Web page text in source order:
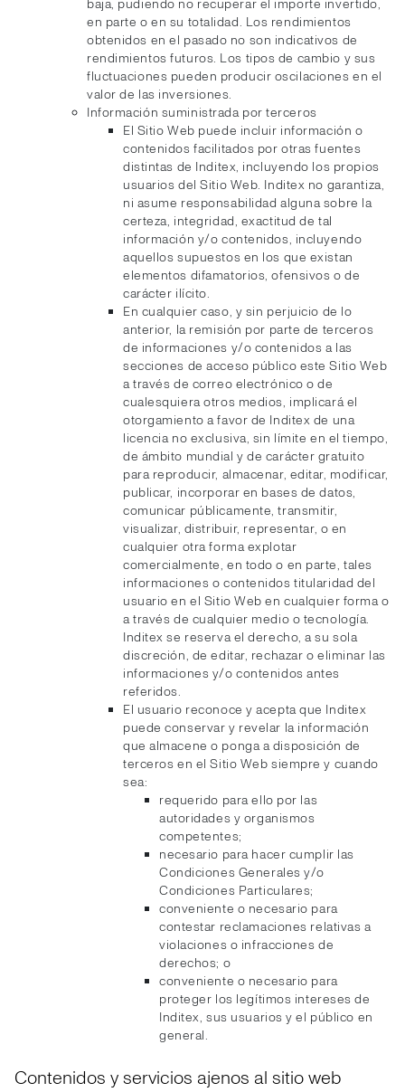
baja, pudiendo no recuperar el importe invertido,
en parte o en su totalidad. Los rendimientos
obtenidos en el pasado no son indicativos de
rendimientos futuros. Los tipos de cambio y sus
fluctuaciones pueden producir oscilaciones en el
valor de las inversiones.
Información suministrada por terceros
El Sitio Web puede incluir información o
contenidos facilitados por otras fuentes
distintas de Inditex, incluyendo los propios
usuarios del Sitio Web. Inditex no garantiza,
ni asume responsabilidad alguna sobre la
certeza, integridad, exactitud de tal
información y/o contenidos, incluyendo
aquellos supuestos en los que existan
elementos difamatorios, ofensivos o de
carácter ilícito.
En cualquier caso, y sin perjuicio de lo
anterior, la remisión por parte de terceros
de informaciones y/o contenidos a las
secciones de acceso público este Sitio Web
a través de correo electrónico o de
cualesquiera otros medios, implicará el
otorgamiento a favor de Inditex de una
licencia no exclusiva, sin límite en el tiempo,
de ámbito mundial y de carácter gratuito
para reproducir, almacenar, editar, modificar,
publicar, incorporar en bases de datos,
comunicar públicamente, transmitir,
visualizar, distribuir, representar, o en
cualquier otra forma explotar
comercialmente, en todo o en parte, tales
informaciones o contenidos titularidad del
usuario en el Sitio Web en cualquier forma o
a través de cualquier medio o tecnología.
Inditex se reserva el derecho, a su sola
discreción, de editar, rechazar o eliminar las
informaciones y/o contenidos antes
referidos.
El usuario reconoce y acepta que Inditex
puede conservar y revelar la información
que almacene o ponga a disposición de
terceros en el Sitio Web siempre y cuando
sea:
requerido para ello por las
autoridades y organismos
competentes;
necesario para hacer cumplir las
Condiciones Generales y/o
Condiciones Particulares;
conveniente o necesario para
contestar reclamaciones relativas a
violaciones o infracciones de
derechos; o
conveniente o necesario para
proteger los legítimos intereses de
Inditex, sus usuarios y el público en
general.
Contenidos y servicios ajenos al sitio web